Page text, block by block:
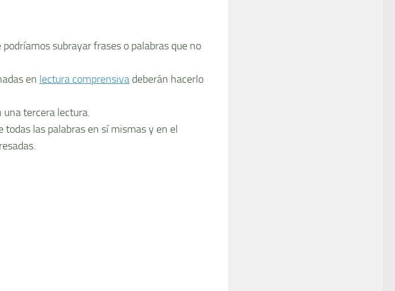
podrí­amos subrayar frases o palabras que no
en lectura comprensiva deberán hacerlo
una tercera lectura.
todas las palabras en sí­ mismas y en el